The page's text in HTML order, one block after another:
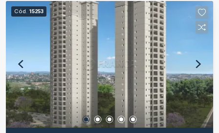
Cód. 15253